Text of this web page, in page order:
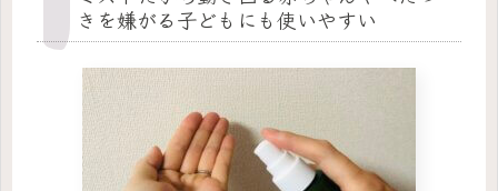
きを嫌がる子どもにも使いやすい